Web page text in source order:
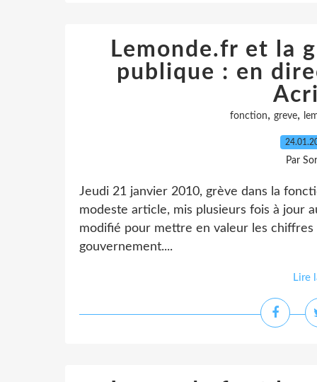
Lemonde.fr et la
publique : en
fonction, greve,
Par
Jeudi 21 janvier 2010, grève dans la
modeste article, mis plusieurs fois à jour
modifié pour mettre en valeur les
gouvernement....
Lire